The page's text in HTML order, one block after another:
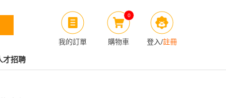
我的訂單
0
購物車 登入/註冊
才招聘